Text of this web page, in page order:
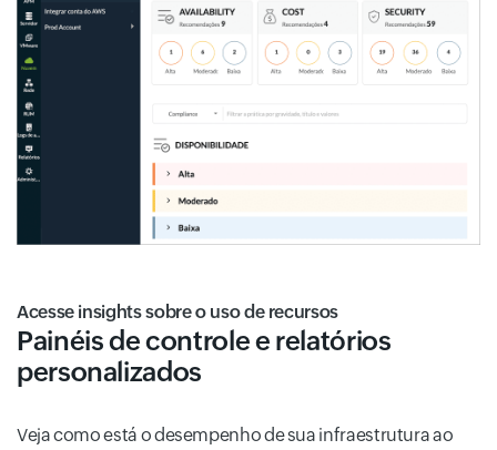
Acesse insights sobre o uso de recursos
Painéis de controle e relatórios
personalizados
Veja como está o desempenho de sua infraestrutura ao